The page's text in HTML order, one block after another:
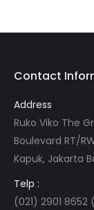
Contact
Address
Ruko Viko The
Boulevard RT/
Kapuk, Jakarta
Telp :
(021) 2901